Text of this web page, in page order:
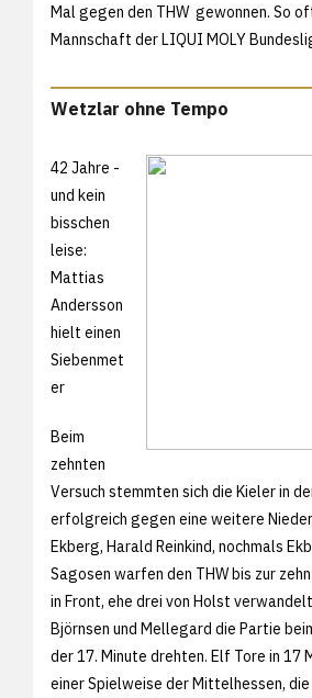
Mal gegen den THW gewonnen. So
Mannschaft der LIQUI MOLY
Wetzlar ohne Tempo
42 Jahre -
und kein
bisschen
leise:
Mattias
Andersson
hielt einen
Siebenmet
er
Beim
zehnten
Versuch stemmten sich die Kieler in
erfolgreich gegen eine weitere
Ekberg, Harald Reinkind, nochmals
Sagosen warfen den THW bis zur
in Front, ehe drei von Holst
Björnsen und Mellegard die Partie
der 17. Minute drehten. Elf Tore in 17
einer Spielweise der Mittelhessen,